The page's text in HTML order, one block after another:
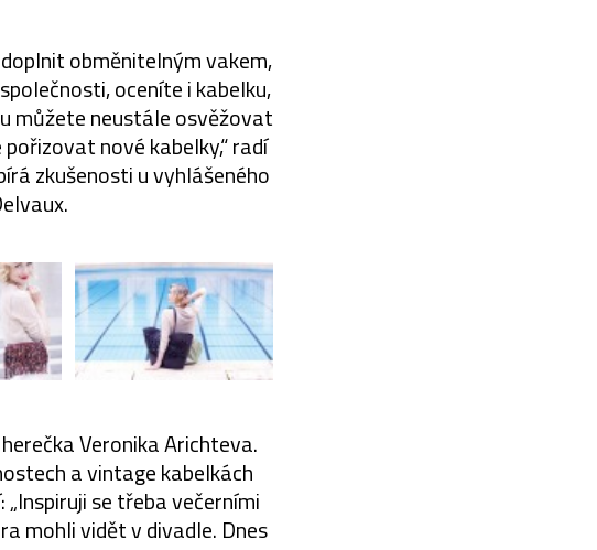
obměnitelným vakem,
oceníte i kabelku,
můžete neustále osvěžovat
nové kabelky,“ radí
zkušenosti u vyhlášeného
Veronika Arichteva.
a vintage kabelkách
se třeba večerními
mohli vidět v divadle. Dnes